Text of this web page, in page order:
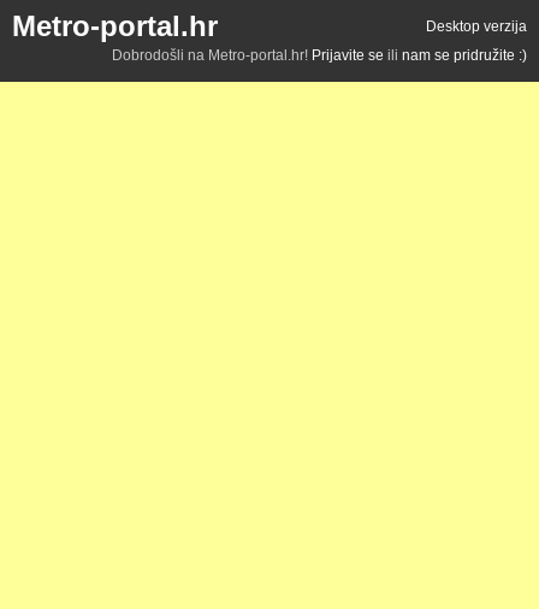
Metro-portal.hr
Desktop verzija
Dobrodošli na Metro-portal.hr! Prijavite se ili nam se pridružite :)